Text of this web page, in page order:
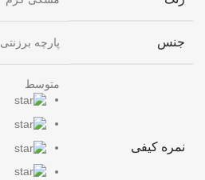
جنس پارچه برزنتی
نمره کیفی
متوسط